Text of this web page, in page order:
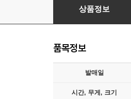
도협 777 (1Disc 풀슬
상품정보
품목정보
발매일
시간, 무게, 크기